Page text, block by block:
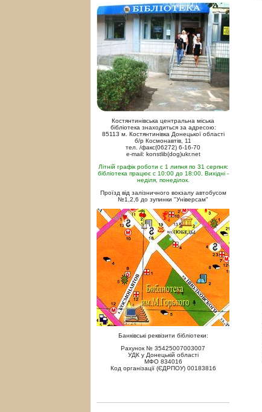
Костянтинівська центральна міська
бібліотека знаходиться за адресою:
85113 м. Костянтинівка Донецької області
б/р Космонавтів, 11
тел. /факс(06272) 6-16-70
e-mail: konstlib(dog)ukr.net
Літній графік роботи с 1 липня по 31 серпня:
бібліотека працює с 10:00 до 18:00. Вихідні -
неділя, понеділок.
Проїзд від залізничного вокзалу автобусом
№1,2,6 до зупинки "Універсам"
Банківські реквізити бібліотеки:
Рахунок № 35425007003007
УДК у Донецькій області
МФО 834016
Код організації (ЄДРПОУ) 00183816